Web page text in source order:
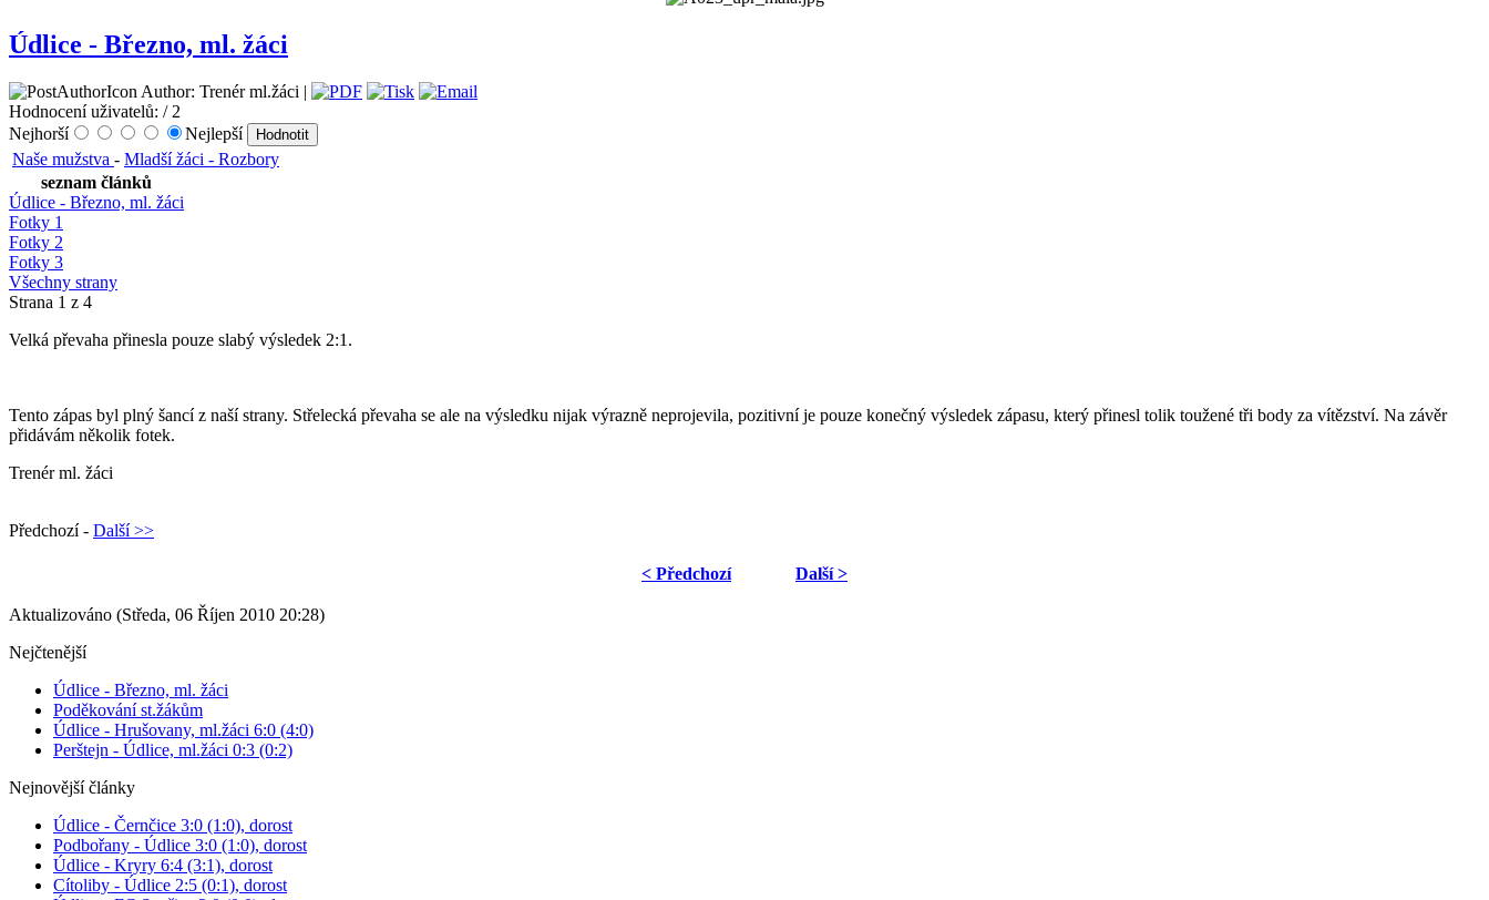
Údlice - Březno, ml. žáci
Author: Trenér ml.žáci |
Hodnocení uživatelů: / 2
Nejhorší
Nejlepší
Naše mužstva - Mladší žáci - Rozbory
seznam článků
Údlice - Březno, ml. žáci
Fotky 1
Fotky 2
Fotky 3
Všechny strany
Strana 1 z 4
Velká převaha přinesla pouze slabý výsledek 2:1.
Tento zápas byl plný šancí z naší strany. Střelecká převaha se ale na výsledku nijak výrazně neprojevila, pozitivní je pouze konečný výsledek zápasu, který přinesl tolik toužené tři body za vítězství. Na závěr
přidávám několik fotek.
Trenér ml. žáci
Předchozí - Další >>
< Předchozí Další >
Aktualizováno (Středa, 06 Říjen 2010 20:28)
Nejčtenější
Údlice - Březno, ml. žáci
Poděkování st.žákům
Údlice - Hrušovany, ml.žáci 6:0 (4:0)
Perštejn - Údlice, ml.žáci 0:3 (0:2)
Nejnovější články
Údlice - Černčice 3:0 (1:0), dorost
Podbořany - Údlice 3:0 (1:0), dorost
Údlice - Kryry 6:4 (3:1), dorost
Cítoliby - Údlice 2:5 (0:1), dorost